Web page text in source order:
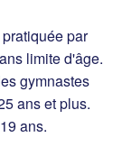
par
limite d'âge.
gymnastes
ans et plus.
ans.